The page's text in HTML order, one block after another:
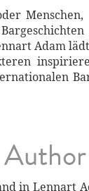
Adam
in Lennart